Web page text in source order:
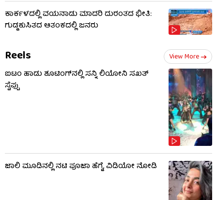
ಕಾರ್ಕಳದಲ್ಲಿ ವಯನಾಡು ಮಾದರಿ ದುರಂತದ ಭೀತಿ:
ಗುಡ್ಡಕುಸಿತದ ಆತಂಕದಲ್ಲಿ ಜನರು
Reels View More
ಐಟಂ ಹಾಡು ಶೂಟಿಂಗ್​​ನಲ್ಲಿ ಸನ್ನಿ ಲಿಯೋನಿ ಸಖತ್
ಸ್ಟೆಪ್ಪು
ಜಾಲಿ ಮೂಡಿನಲ್ಲಿ ನಟಿ ಪೂಜಾ ಹೆಗ್ಡೆ, ವಿಡಿಯೋ ನೋಡಿ